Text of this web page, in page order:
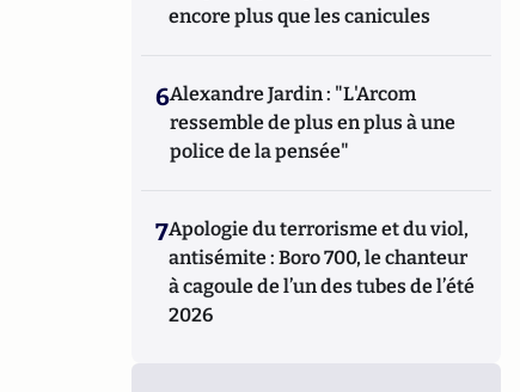
encore plus que les canicules
6Alexandre Jardin : "L'Arcom
ressemble de plus en plus à une
police de la pensée"
7Apologie du terrorisme et du viol,
antisémite : Boro 700, le chanteur
à cagoule de l’un des tubes de l’été
2026